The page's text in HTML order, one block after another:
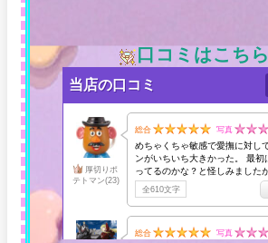
口コミはこちら
当店の口コミ